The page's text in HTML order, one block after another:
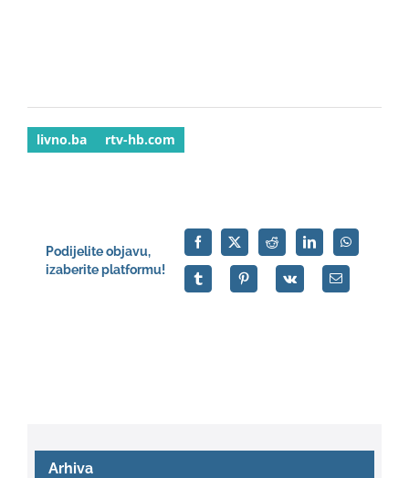
livno.ba rtv-hb.com
Podijelite objavu,
izaberite platformu!
Arhiva